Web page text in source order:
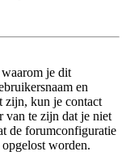
je dit
en
zijn, kun je contact
van te zijn dat je niet
de forumconfiguratie
worden.